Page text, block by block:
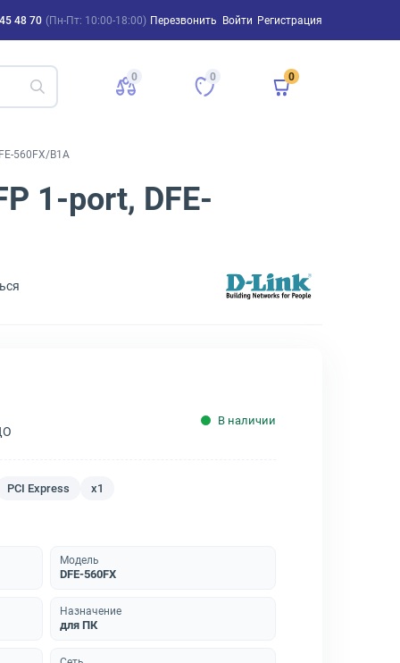
48 70 (Пн-Пт: 10:00-18:00) Перезвонить Войти Регистрация
0 0 0
560FX/B1A
1-port, DFE-
В наличии
PCI Express x1
Модель
DFE-560FX
Назначение
для ПК